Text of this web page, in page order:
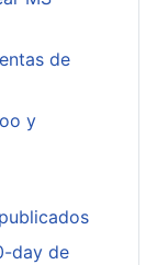
de
y
day de